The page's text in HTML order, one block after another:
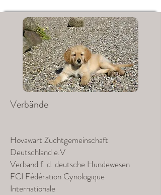
Verbände
Hovawart Zuchtgemeinschaft
Deutschland e.V
Verband f. d. deutsche Hundewesen
FCI Fédération Cynologique
Internationale